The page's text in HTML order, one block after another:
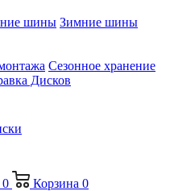
шины Зимние шины
Сезонное хранение
Дисков
0 Корзина 0